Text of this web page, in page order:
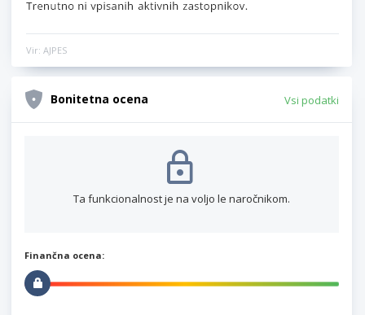
Vir: AJPES
Bonitetna ocena Vsi podatki
Ta funkcionalnost je na voljo le naročnikom.
Finančna ocena: